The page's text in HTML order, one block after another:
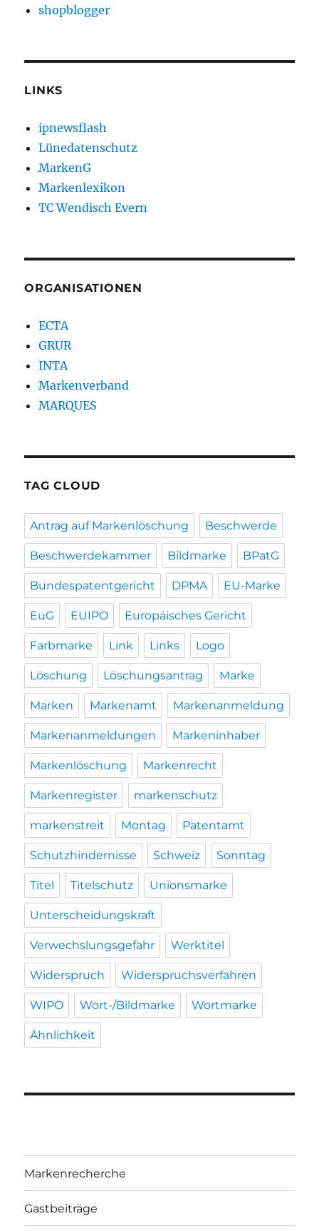
shopblogger
LINKS
ipnewsflash
Lünedatenschutz
MarkenG
Markenlexikon
TC Wendisch Evern
ORGANISATIONEN
ECTA
GRUR
INTA
Markenverband
MARQUES
TAG CLOUD
Antrag auf Markenlöschung Beschwerde
Beschwerdekammer Bildmarke BPatG
Bundespatentgericht DPMA EU-Marke
EuG EUIPO Europäisches Gericht
Farbmarke Link Links Logo
Löschung Löschungsantrag Marke
Marken Markenamt Markenanmeldung
Markenanmeldungen Markeninhaber
Markenlöschung Markenrecht
Markenregister markenschutz
markenstreit Montag Patentamt
Schutzhindernisse Schweiz Sonntag
Titel Titelschutz Unionsmarke
Unterscheidungskraft
Verwechslungsgefahr Werktitel
Widerspruch Widerspruchsverfahren
WIPO Wort-/Bildmarke Wortmarke
Ähnlichkeit
Markenrecherche
Gastbeiträge